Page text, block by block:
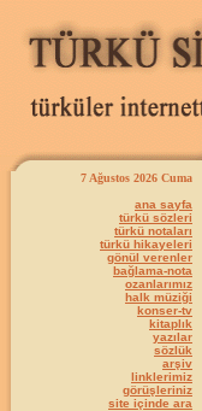
7 Ağustos 2026 Cuma
ana sayfa
türkü sözleri
türkü notaları
türkü hikayeleri
gönül verenler
bağlama-nota
ozanlarımız
halk müziği
konser-tv
kitaplık
yazılar
sözlük
arşiv
linklerimiz
görüşleriniz
site içinde ara